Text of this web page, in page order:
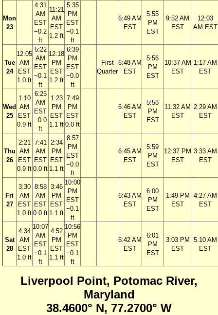
Mon
23
4:31
AM
EST
−0.2
ft
11:21
AM
EST
1.2 ft
5:35
PM
EST
−0.1
ft
6:49 AM
EST
5:55
PM
EST
9:52 AM
EST
12:03
AM EST
Tue
24
12:05
AM
EST
1.0 ft
5:22
AM
EST
−0.1
ft
12:18
PM
EST
1.2 ft
6:39
PM
EST
−0.0
ft
First
Quarter
6:48 AM
EST
5:56
PM
EST
10:37 AM
EST
1:17 AM
EST
Wed
25
1:10
AM
EST
0.9 ft
6:25
AM
EST
−0.0
ft
1:23
PM
EST
1.1 ft
7:49
PM
EST
0.0 ft
6:46 AM
EST
5:58
PM
EST
11:32 AM
EST
2:29 AM
EST
Thu
26
2:21
AM
EST
0.9 ft
7:41
AM
EST
0.0 ft
2:34
PM
EST
1.1 ft
8:57
PM
EST
−0.0
ft
6:45 AM
EST
5:59
PM
EST
12:37 PM
EST
3:33 AM
EST
Fri
27
3:30
AM
EST
1.0 ft
8:58
AM
EST
0.0 ft
3:46
PM
EST
1.1 ft
10:00
PM
EST
−0.1
ft
6:43 AM
EST
6:00
PM
EST
1:49 PM
EST
4:27 AM
EST
Sat
28
4:34
AM
EST
1.0 ft
10:07
AM
EST
−0.1
ft
4:52
PM
EST
1.1 ft
10:56
PM
EST
−0.1
ft
6:42 AM
EST
6:01
PM
EST
3:03 PM
EST
5:10 AM
EST
Liverpool Point, Potomac River,
Maryland
38.4600° N, 77.2700° W